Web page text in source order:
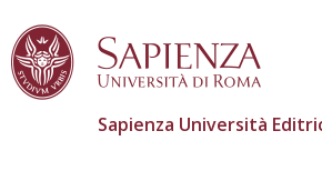
Sapienza Università